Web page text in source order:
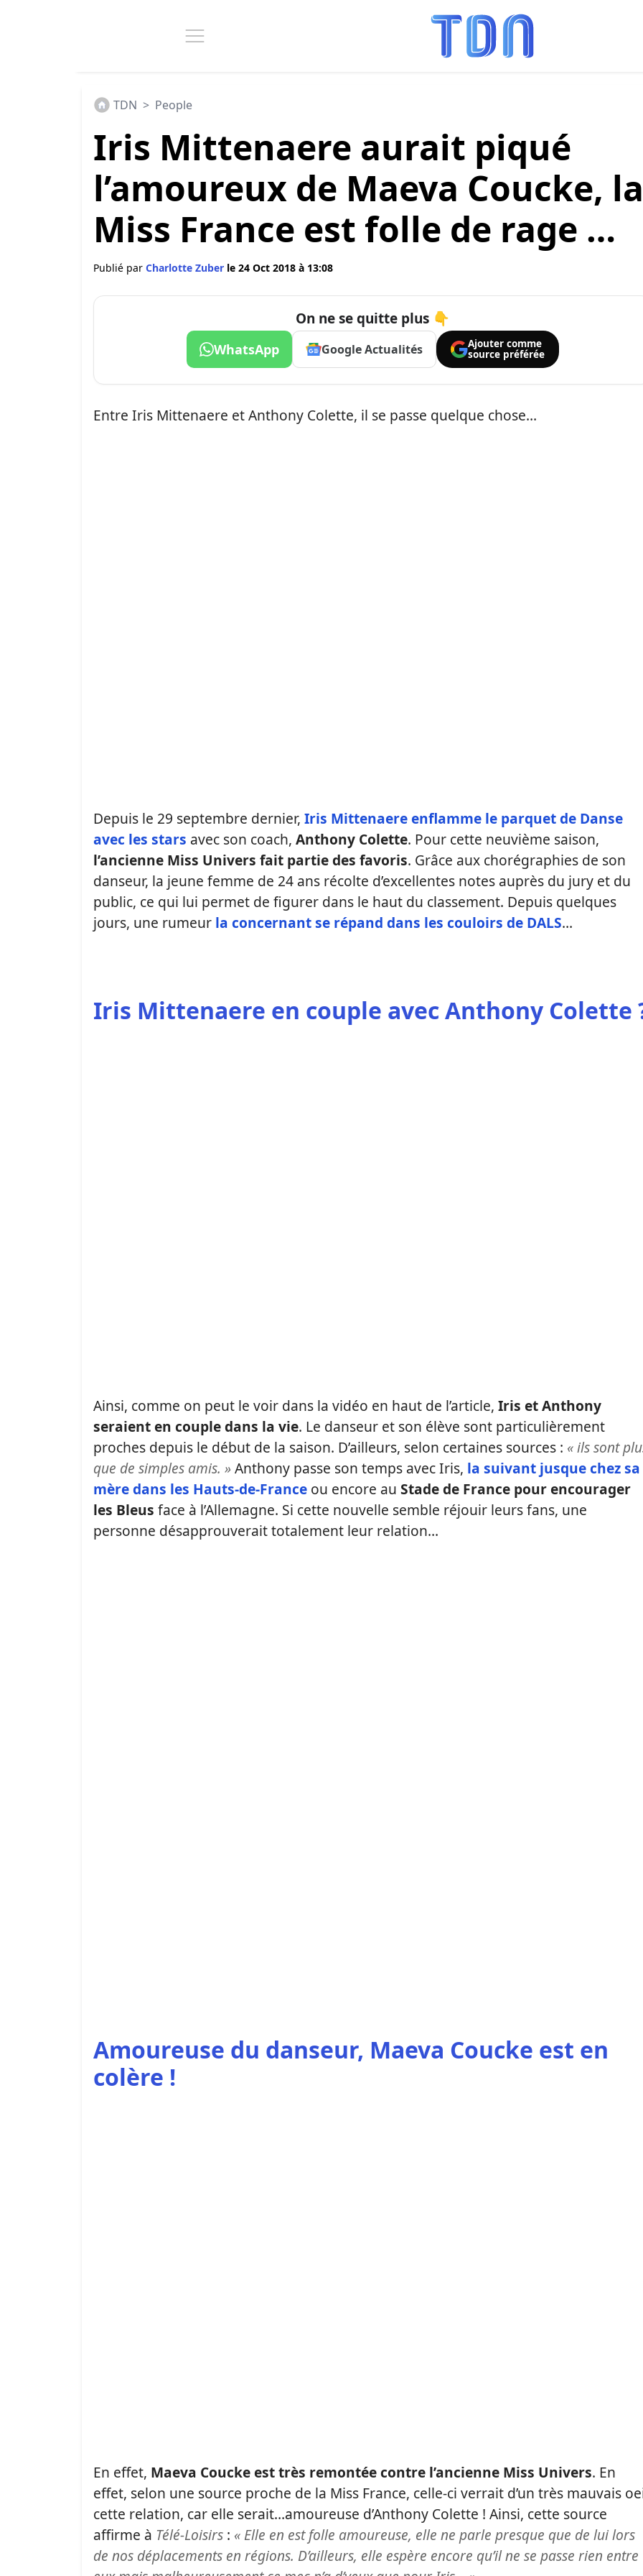
TDN > People
Iris Mittenaere aurait piqué
l’amoureux de Maeva Coucke, la
Miss France est folle de rage …
Publié par Charlotte Zuber le 24 Oct 2018 à 13:08
On ne se quitte plus 👇
WhatsApp Google Actualités
Ajouter comme
source préférée
Entre Iris Mittenaere et Anthony Colette, il se passe quelque chose…
Depuis le 29 septembre dernier, Iris Mittenaere enflamme le parquet de Danse
avec les stars avec son coach, Anthony Colette. Pour cette neuvième saison,
l’ancienne Miss Univers fait partie des favoris. Grâce aux chorégraphies de son
danseur, la jeune femme de 24 ans récolte d’excellentes notes auprès du jury et du
public, ce qui lui permet de figurer dans le haut du classement. Depuis quelques
jours, une rumeur la concernant se répand dans les couloirs de DALS…
Iris Mittenaere en couple avec Anthony Colette
Ainsi, comme on peut le voir dans la vidéo en haut de l’article, Iris et Anthony
seraient en couple dans la vie. Le danseur et son élève sont particulièrement
proches depuis le début de la saison. D’ailleurs, selon certaines sources : « ils sont
que de simples amis. »Anthony passe son temps avec Iris, la suivant jusque chez sa
mère dans les Hauts-de-France ou encore au Stade de France pour encourager
les Bleus face à l’Allemagne. Si cette nouvelle semble réjouir leurs fans, une
personne désapprouverait totalement leur relation…
Amoureuse du danseur, Maeva Coucke est en
colère !
En effet, Maeva Coucke est très remontée contre l’ancienne Miss Univers. En
effet, selon une source proche de la Miss France, celle-ci verrait d’un très mauvais
cette relation, car elle serait…amoureuse d’Anthony Colette ! Ainsi, cette source
affirme à Télé-Loisirs : « Elle en est folle amoureuse, elle ne parle presque que de lui lors
de nos déplacements en régions. D’ailleurs, elle espère encore qu’il ne se passe rien entre